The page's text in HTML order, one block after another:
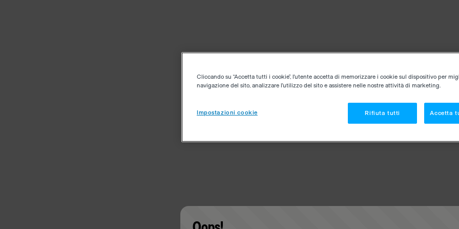
Cliccando su “Accetta tutti i cookie”, l'utente accetta di memorizzare i cookie sul dispositivo per
navigazione del sito, analizzare l'utilizzo del sito e assistere nelle nostre attività di marketing.
Impostazioni cookie Rifiuta tutti Accetta